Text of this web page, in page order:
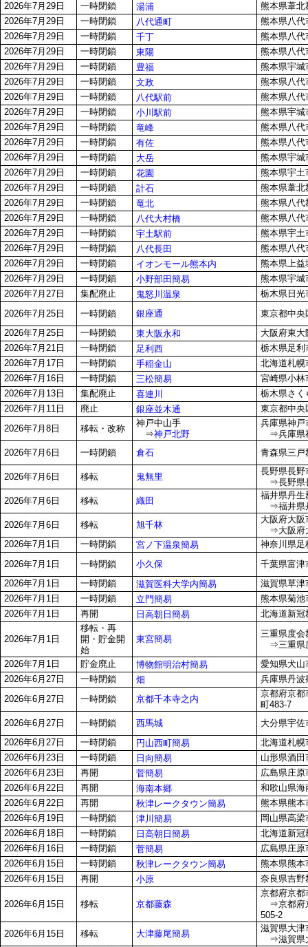
2026年7月29日
一時閉鎖 湯浦
熊本県葦北
2026年7月29日
一時閉鎖 八代通町
熊本県八代
2026年7月29日
一時閉鎖 千丁
熊本県八代
2026年7月29日
一時閉鎖 東陽
熊本県八代
2026年7月29日
一時閉鎖 豊福
熊本県宇城
2026年7月29日
一時閉鎖 文政
熊本県八代
2026年7月29日
一時閉鎖 八代駅前
熊本県八代
2026年7月29日
一時閉鎖 小川駅前
熊本県宇城
2026年7月29日
一時閉鎖 竜峰
熊本県八代
2026年7月29日
一時閉鎖 有佐
熊本県八代
2026年7月29日
一時閉鎖 大岳
熊本県宇城
2026年7月29日
一時閉鎖 花園
熊本県宇土
2026年7月29日
一時閉鎖 計石
熊本県葦北
2026年7月29日
一時閉鎖 竜北
熊本県八代
2026年7月29日
一時閉鎖 八代大村橋
熊本県八代
2026年7月29日
一時閉鎖 宇土駅前
熊本県宇土
2026年7月29日
一時閉鎖 八代長田
熊本県八代
2026年7月29日
一時閉鎖 イオンモール熊本内
熊本県上益
2026年7月29日
一時閉鎖 小野部田簡易
熊本県宇城
2026年7月27日
集配廃止 鬼怒川温泉
栃木県日光
2026年7月25日
一時閉鎖 銀座通
東京都中央
2026年7月25日
一時閉鎖 東大阪永和
大阪府東大
2026年7月21日
一時閉鎖 足利西
栃木県足利
2026年7月17日
一時閉鎖 手稲金山
北海道札幌
2026年7月16日
一時閉鎖 三松簡易
宮崎県小林
2026年7月13日
集配廃止 喜連川
栃木県さく
2026年7月11日
廃止 銀座並木通
東京都中央
2026年7月8日
移転・改称
神戸中山手
⇒神戸北野
兵庫県神戸
⇒兵庫県
2026年7月6日
一時閉鎖 倉石 青森県三戸
2026年7月6日 移転 鬼無里
長野県長野
⇒長野県
2026年7月6日
移転 織田
福井県丹生
⇒福井県
2026年7月6日
移転 旭千林
大阪府大阪
⇒大阪府
2026年7月1日
一時閉鎖 宮ノ下温泉簡易
神奈川県足
2026年7月1日
一時閉鎖 小久保
千葉県富津
2026年7月1日
一時閉鎖 滋賀医科大学内簡易
滋賀県草津
2026年7月1日
一時閉鎖 立門簡易
熊本県菊池
2026年7月1日
再開 日高朝日簡易 北海道新冠
2026年7月1日
移転・再
開・貯金開
始
東宮簡易
三重県度会
⇒三重県
2026年7月1日
貯金廃止 博物館明治村簡易
愛知県犬山
2026年6月27日
一時閉鎖 畑
兵庫県丹波
2026年6月27日
一時閉鎖 京都千本寺之内
京都府京都
町483-7
2026年6月27日
一時閉鎖 西馬城
大分県宇佐
2026年6月27日
一時閉鎖 円山西町簡易
北海道札幌
2026年6月23日
一時閉鎖 日向簡易
山形県酒
2026年6月23日
再開 菅簡易
広島県庄
2026年6月22日
再開 海南本郷
和歌山県海
2026年6月22日
再開 秋津レークタウン簡易
熊本県熊本
2026年6月19日
一時閉鎖 津川簡易
岡山県高
2026年6月18日
一時閉鎖 日高朝日簡易
北海道新冠
2026年6月16日
一時閉鎖 菅簡易
広島県庄
2026年6月15日
一時閉鎖 秋津レークタウン簡易
熊本県熊本
2026年6月15日
再開 小原 奈良県吉野
2026年6月15日 移転 京都藤森
京都府京都
⇒京都府
505-2
2026年6月15日
移転 大津藤尾簡易
滋賀県大津
⇒滋賀県